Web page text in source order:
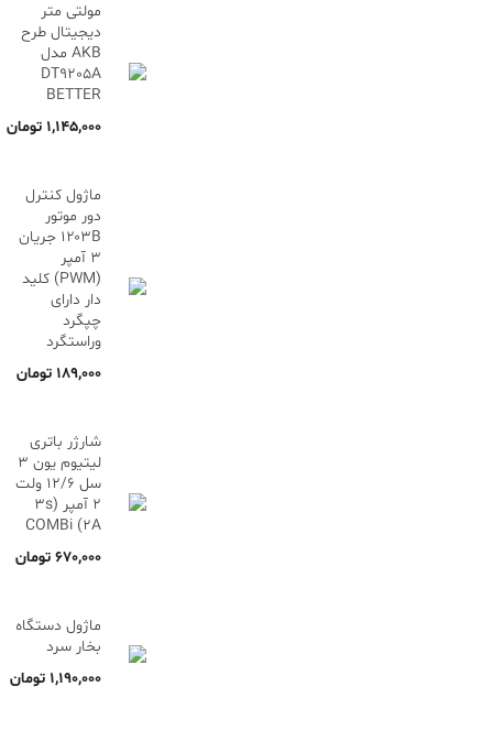
مولتی متر
دیجیتال طرح
AKB مدل
DT9205A
BETTER
1,145,000 تومان
ماژول کنترل
دور موتور
۱۲۰۳B جریان
۳ آمپر
(PWM) کلید
دار دارای
چپگرد
وراستگرد
189,000 تومان
شارژر باتری
لیتیوم یون 3
سل 12/6 ولت
2 آمپر (3s
2A) COMBi
670,000 تومان
ماژول دستگاه
بخار سرد
1,190,000 تومان